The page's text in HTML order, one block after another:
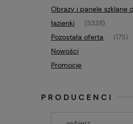
Obrazy i panele szklane
łazienki
(5338)
Pozostała oferta (175)
Nowości
Promocje
PRODUCENCI